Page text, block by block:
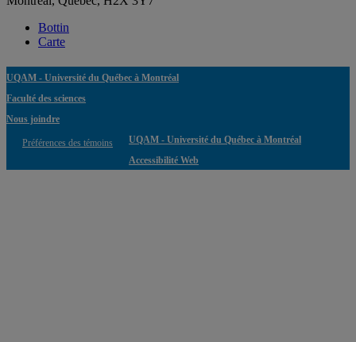
Bottin
Carte
UQAM - Université du Québec à Montréal
Faculté des sciences
Nous joindre
Préférences des témoins
UQAM - Université du Québec à Montréal
Accessibilité Web